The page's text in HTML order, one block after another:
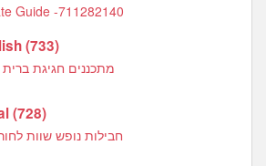
Guide -711282140
(733)
מתכננים חגיגת
(728)
חבילות נופש שוות